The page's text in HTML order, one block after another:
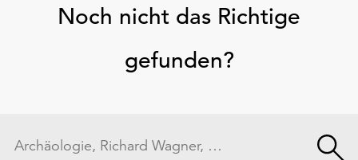
Noch nicht das Richtige
gefunden?